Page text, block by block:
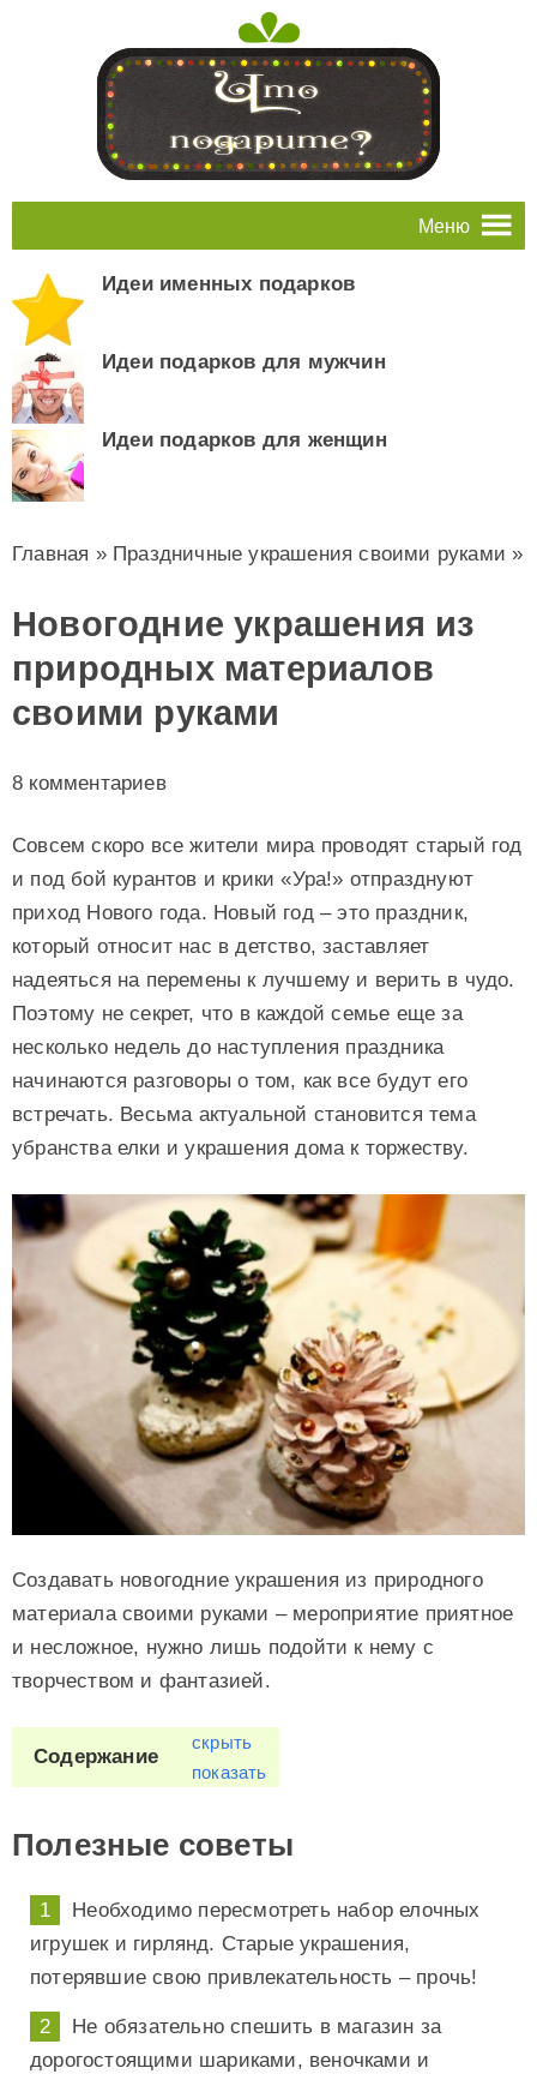
Меню
Идеи именных подарков
Идеи подарков для мужчин
Идеи подарков для женщин
Главная » Праздничные украшения своими руками »
Новогодние украшения из
природных материалов
своими руками
8 комментариев
Совсем скоро все жители мира проводят старый год
и под бой курантов и крики «Ура!» отпразднуют
приход Нового года. Новый год – это праздник,
который относит нас в детство, заставляет
надеяться на перемены к лучшему и верить в чудо.
Поэтому не секрет, что в каждой семье еще за
несколько недель до наступления праздника
начинаются разговоры о том, как все будут его
встречать. Весьма актуальной становится тема
убранства елки и украшения дома к торжеству.
Создавать новогодние украшения из природного
материала своими руками – мероприятие приятное
и несложное, нужно лишь подойти к нему с
творчеством и фантазией.
Содержание
скрыть
показать
Полезные советы
Необходимо пересмотреть набор елочных
игрушек и гирлянд. Старые украшения,
потерявшие свою привлекательность – прочь!
Не обязательно спешить в магазин за
дорогостоящими шариками, веночками и